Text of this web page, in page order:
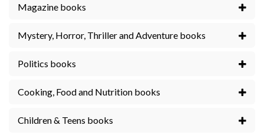
Magazine books
Mystery, Horror, Thriller and Adventure books
Politics books
Cooking, Food and Nutrition books
Children & Teens books